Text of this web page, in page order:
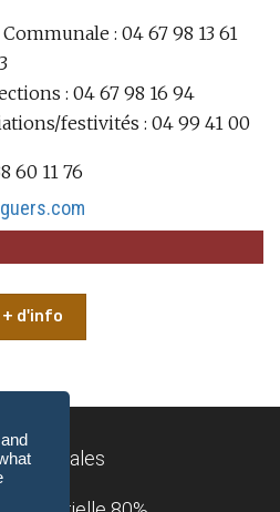
: 04 67 98 13 61
: 04 67 98 16 94
festivités : 04 99 41 00
60 11 76
+ d'info
légales